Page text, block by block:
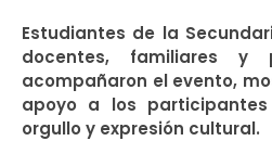
Estudiantes de la
docentes, familiares y
acompañaron el evento,
apoyo a los
orgullo y expresión cultural.